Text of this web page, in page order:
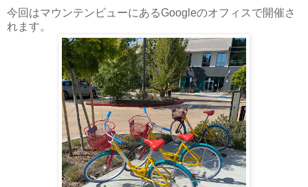
今回はマウンテンビューにあるGoogleのオフィスで開催さ
れます。